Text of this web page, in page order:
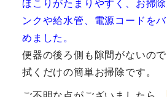
ほこりがたまりやすく、お掃
ンクや給水管、電源コードを
めました。
便器の後ろ側も隙間がないの
拭くだけの簡単お掃除です。